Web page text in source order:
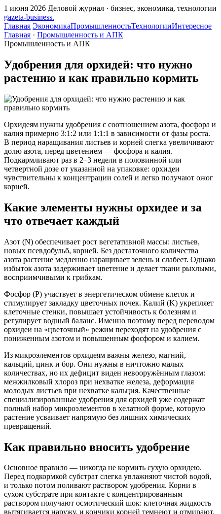
1 июня 2026 Деловой журнал · бизнес, экономика, технологии
gazeta-business.
Главная ЭкономикаПромышленностьТехнологииИнтересное
Главная · Промышленность и АПК
Промышленность и АПК
Удобрения для орхидей: что нужно
растению и как правильно кормить
Орхидеям нужны удобрения с соотношением азота, фосфора и
калия примерно 3:1:2 или 1:1:1 в зависимости от фазы роста.
В период наращивания листьев и корней слегка увеличивают
долю азота, перед цветением — фосфора и калия.
Подкармливают раз в 2–3 недели в половинной или
четвертной дозе от указанной на упаковке: орхидеи
чувствительны к концентрации солей и легко получают ожог
корней.
Какие элементы нужны орхидее и за
что отвечает каждый
Азот (N) обеспечивает рост вегетативной массы: листьев,
новых псевдобульб, корней. Без достаточного количества
азота растение медленно наращивает зелень и слабеет. Однако
избыток азота задерживает цветение и делает ткани рыхлыми,
восприимчивыми к грибкам.
Фосфор (P) участвует в энергетическом обмене клеток и
стимулирует закладку цветочных почек. Калий (K) укрепляет
клеточные стенки, повышает устойчивость к болезням и
регулирует водный баланс. Именно поэтому перед переводом
орхидеи на «цветочный» режим переходят на удобрения с
пониженным азотом и повышенным фосфором и калием.
Из микроэлементов орхидеям важны железо, магний,
кальций, цинк и бор. Они нужны в ничтожно малых
количествах, но их дефицит виден невооружённым глазом:
межжилковый хлороз при нехватке железа, деформация
молодых листьев при нехватке кальция. Качественные
специализированные удобрения для орхидей уже содержат
полный набор микроэлементов в хелатной форме, которую
растение усваивает напрямую без лишних химических
превращений.
Как правильно вносить удобрение
Основное правило — никогда не кормить сухую орхидею.
Перед подкормкой субстрат слегка увлажняют чистой водой,
и только потом поливают раствором удобрения. Корни в
сухом субстрате при контакте с концентрированным
раствором получают осмотический шок: клеточная жидкость
вытягивается наружу, и кончики корней темнеют и отмирают.